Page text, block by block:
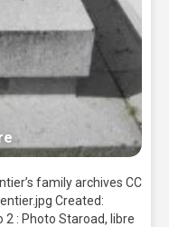
family archives CC
Created:
: Photo Staroad, libre